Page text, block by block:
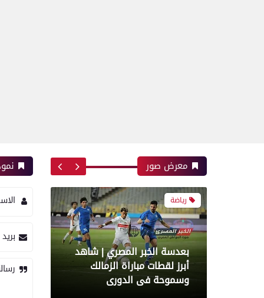
معرض صور
وسموحة فى الدورى
رياضة
أبرز لقطات الشوط الأول
لمباراة الزمالك وسموحه فى
الدورى